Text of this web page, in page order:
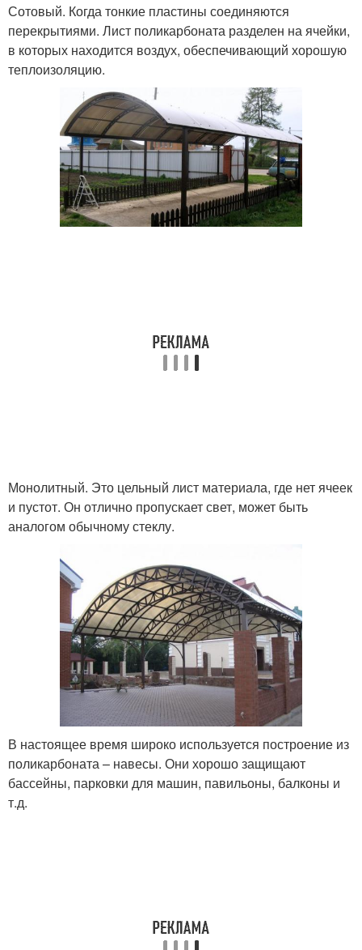
Сотовый. Когда тонкие пластины соединяются
перекрытиями. Лист поликарбоната разделен на ячейки,
в которых находится воздух, обеспечивающий хорошую
теплоизоляцию.
Монолитный. Это цельный лист материала, где нет ячеек
и пустот. Он отлично пропускает свет, может быть
аналогом обычному стеклу.
В настоящее время широко используется построение из
поликарбоната – навесы. Они хорошо защищают
бассейны, парковки для машин, павильоны, балконы и
т.д.